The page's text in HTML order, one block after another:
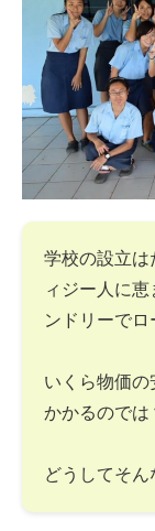
学校の設立は
ィジー人に
ンドリーでロ
いくら物価
かかるのでは
どうしてそん